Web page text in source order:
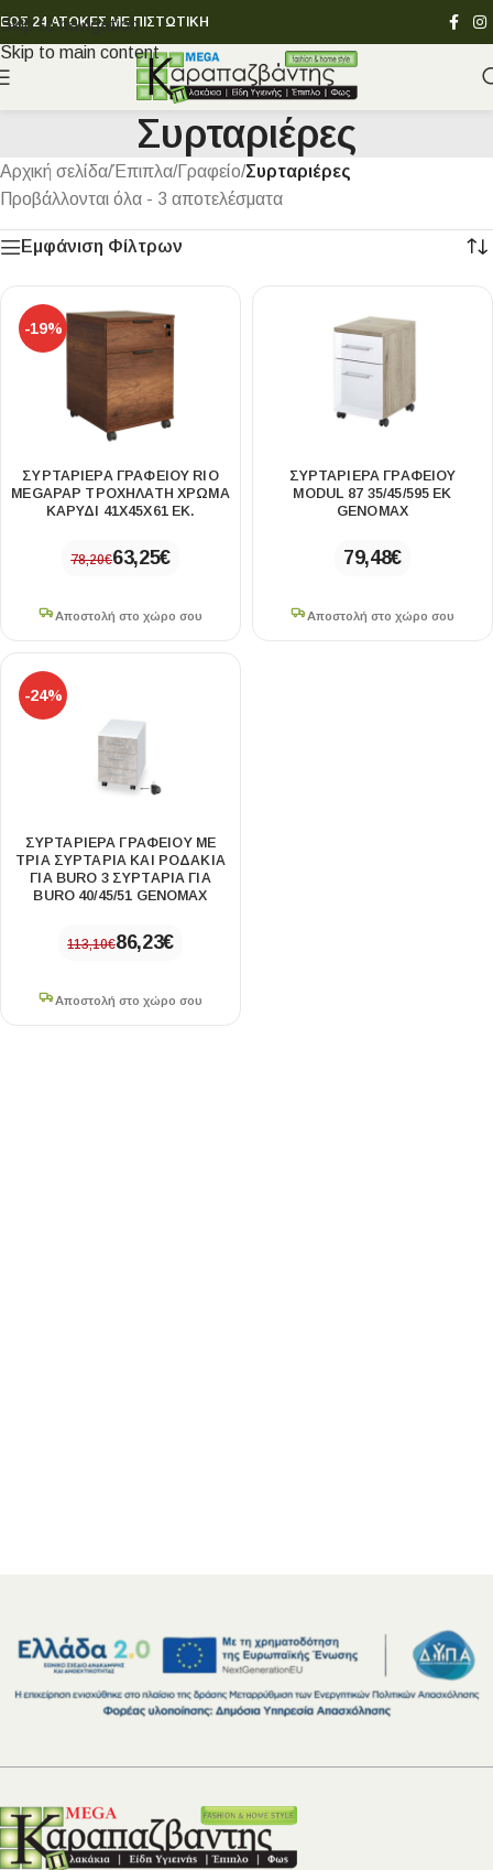
Skip to navigation
Skip to main content
ΕΩΣ 24 ΑΤΟΚΕΣ ΜΕ ΠΙΣΤΩΤΙΚΗ
Συρταριέρες
Αρχική σελίδα/Έπιπλα/Γραφείο/Συρταριέρες
Προβάλλονται όλα - 3 αποτελέσματα
Εμφάνιση Φίλτρων
-19%
ΣΥΡΤΑΡΙΈΡΑ ΓΡΑΦΕΊΟΥ RIO
MEGAPAP ΤΡΟΧΉΛΑΤΗ ΧΡΏΜΑ
ΚΑΡΥΔΊ 41X45X61 ΕΚ.
78,20€63,25€
Αποστολή στο χώρο σου
ΣΥΡΤΑΡΙΈΡΑ ΓΡΑΦΕΊΟΥ
MODUL 87 35/45/595 ΕΚ
GENOMAX
79,48€
Αποστολή στο χώρο σου
-24%
ΣΥΡΤΑΡΙΈΡΑ ΓΡΑΦΕΊΟΥ ΜΕ
ΤΡΊΑ ΣΥΡΤΆΡΙΑ ΚΑΙ ΡΟΔΆΚΙΑ
ΓΙΑ BURO 3 ΣΥΡΤΆΡΙΑ ΓΙΑ
BURO 40/45/51 GENOMAX
113,10€86,23€
Αποστολή στο χώρο σου